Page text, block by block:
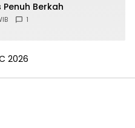
Berkah
1